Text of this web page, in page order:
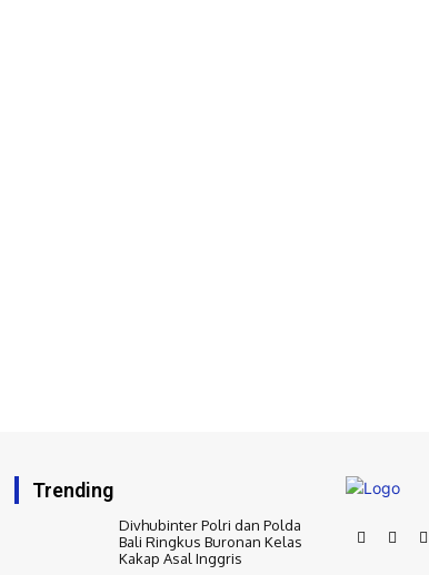
Trending
Divhubinter Polri dan Polda
Bali Ringkus Buronan Kelas
Kakap Asal Inggris